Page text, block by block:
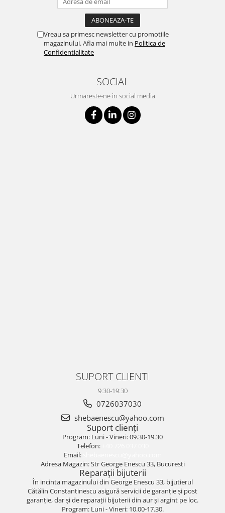
Vreau sa primesc newsletter cu promotiile
magazinului. Afla mai multe in Politica de
Confidentialitate
SOCIAL
Urmareste-ne in social media
SUPORT CLIENTI
9:30-19:30
0726037030
shebaenescu@yahoo.com
Suport clienți
Program: Luni - Vineri: 09.30-19.30
Telefon:
Email:
Adresa Magazin: Str George Enescu 33, Bucuresti
Reparații bijuterii
În incinta magazinului din George Enescu 33, bijutierul
Cătălin Constantinescu asigură servicii de garanție și post
garanție, dar și de reparații bijuterii din aur și argint pe loc.
Program: Luni - Vineri: 10.00-17.30.